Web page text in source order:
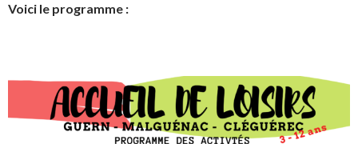
Voici le programme :